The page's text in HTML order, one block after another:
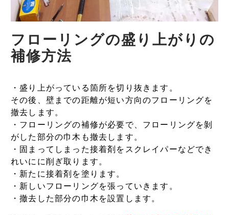
フローリングの盛り上がりの
補修方法
・盛り上がっている箇所を切り抜きます。
その後、壁までの距離が短い方向のフローリングを
撤去します。
・フローリングの補修が必要で、フローリングを剝
がした部分の巾木も撤去します。
・固まってしまった接着剤をスクレイパーなどでき
れいにに削ぎ取ります。
・新たに接着剤を塗ります。
・新しいフローリングを張っていきます。
・撤去した部分の巾木を設置します。